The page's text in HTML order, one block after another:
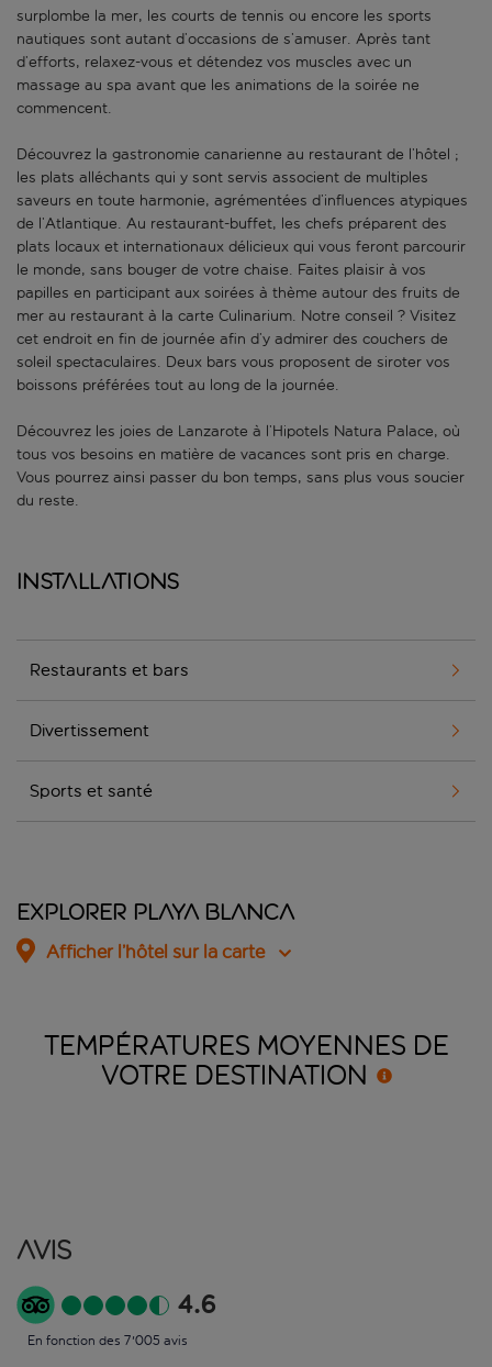
surplombe la mer, les courts de tennis ou encore les sports
nautiques sont autant d’occasions de s’amuser. Après tant
d’efforts, relaxez-vous et détendez vos muscles avec un
massage au spa avant que les animations de la soirée ne
commencent.
Découvrez la gastronomie canarienne au restaurant de l’hôtel ;
les plats alléchants qui y sont servis associent de multiples
saveurs en toute harmonie, agrémentées d’influences atypiques
de l’Atlantique. Au restaurant-buffet, les chefs préparent des
plats locaux et internationaux délicieux qui vous feront parcourir
le monde, sans bouger de votre chaise. Faites plaisir à vos
papilles en participant aux soirées à thème autour des fruits de
mer au restaurant à la carte Culinarium. Notre conseil ? Visitez
cet endroit en fin de journée afin d’y admirer des couchers de
soleil spectaculaires. Deux bars vous proposent de siroter vos
boissons préférées tout au long de la journée.
Découvrez les joies de Lanzarote à l’Hipotels Natura Palace, où
tous vos besoins en matière de vacances sont pris en charge.
Vous pourrez ainsi passer du bon temps, sans plus vous soucier
du reste.
Installations
Restaurants et bars
Divertissement
Sports et santé
Explorer Playa Blanca
Afficher l’hôtel sur la carte
TEMPÉRATURES MOYENNES DE
VOTRE DESTINATION
Avis
4.6
En fonction des 7'005 avis